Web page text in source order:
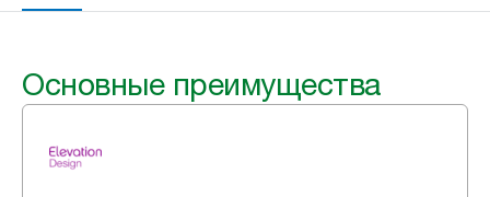
Основные преимущества